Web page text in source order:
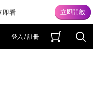
即看
登入 / 註冊